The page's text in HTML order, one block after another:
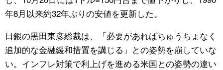
年8月以来約32年ぶりの安値を更新した。
日銀の黒田東彦総裁は、「必要があればちゅうちょなく
追加的な金融緩和措置を講じる」との姿勢を崩していな
い。インフレ対策で利上げを進める米国との姿勢の違い